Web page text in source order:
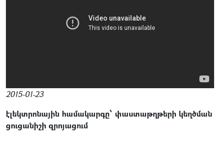
2015-01-23
էլեկտրոնային համակարգը՝ փաստաթղթերի կեղծման
ցուցանիշի զրոյացում